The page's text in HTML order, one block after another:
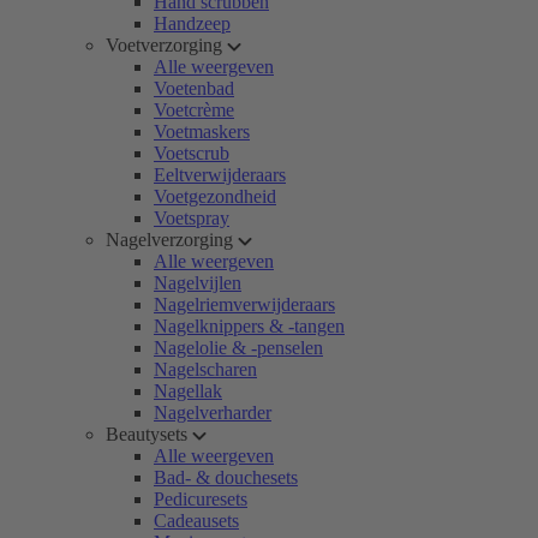
Handzeep
Voetverzorging
Alle weergeven
Voetenbad
Voetcrème
Voetmaskers
Voetscrub
Eeltverwijderaars
Voetgezondheid
Voetspray
Nagelverzorging
Alle weergeven
Nagelvijlen
Nagelriemverwijderaars
Nagelknippers & -tangen
Nagelolie & -penselen
Nagelscharen
Nagellak
Nagelverharder
Beautysets
Alle weergeven
Bad- & douchesets
Pedicuresets
Cadeausets